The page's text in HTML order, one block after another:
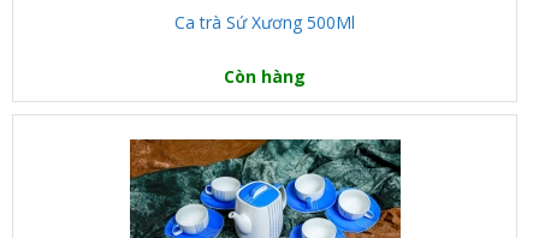
Ca trà Sứ Xương 500Ml
Còn hàng